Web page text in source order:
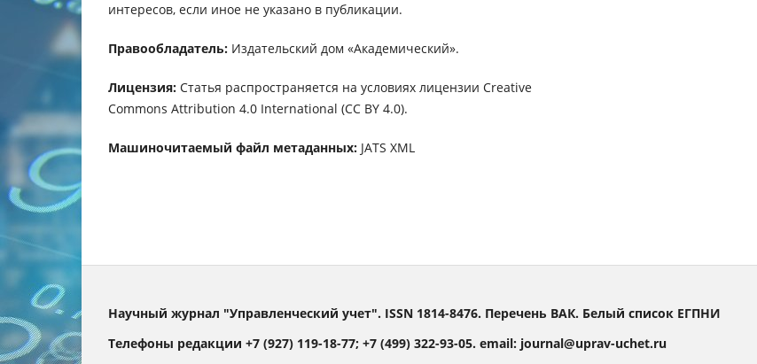
интересов, если иное не указано в публикации.
Правообладатель: Издательский дом «Академический».
Лицензия: Статья распространяется на условиях лицензии Creative
Commons Attribution 4.0 International (CC BY 4.0).
Машиночитаемый файл метаданных: JATS XML
Научный журнал "Управленческий учет". ISSN 1814-8476. Перечень ВАК. Белый список ЕГПНИ
Телефоны редакции +7 (927) 119-18-77; +7 (499) 322-93-05. email: journal@uprav-uchet.ru